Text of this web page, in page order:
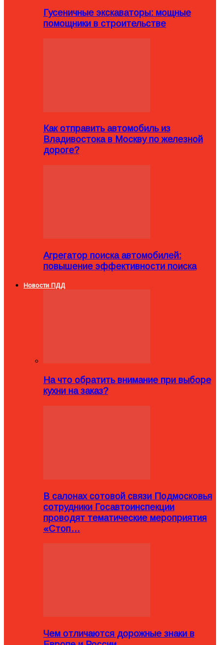
Гусеничные экскаваторы: мощные
помощники в строительстве
Как отправить автомобиль из
Владивостока в Москву по железной
дороге?
Агрегатор поиска автомобилей:
повышение эффективности поиска
Новости ПДД
На что обратить внимание при выборе
кухни на заказ?
В салонах сотовой связи Подмосковья
сотрудники Госавтоинспекции
проводят тематические мероприятия
«Стоп…
Чем отличаются дорожные знаки в